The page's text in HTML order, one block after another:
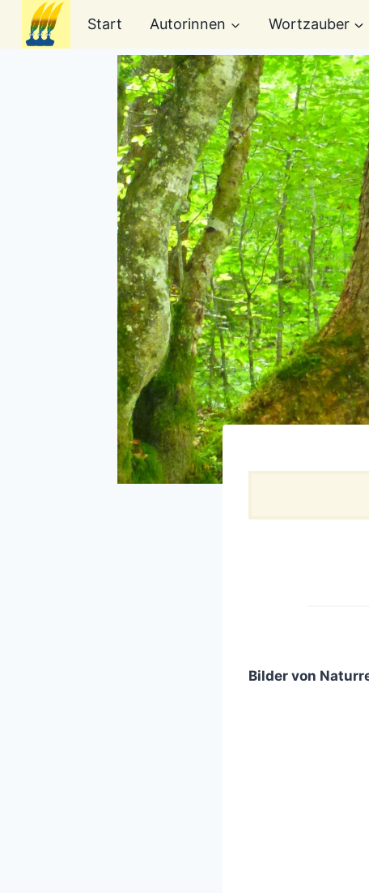
Inhalt
springen
Start Autorinnen Wortzauber
Bilder von